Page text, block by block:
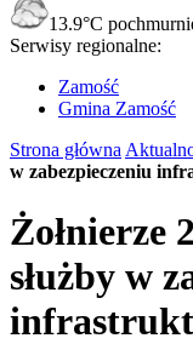
13.9°C
Serwisy regionalne:
Zamość
Gmina Zamość
Strona główna
w zabezpieczeniu
Żołnierze
służby w